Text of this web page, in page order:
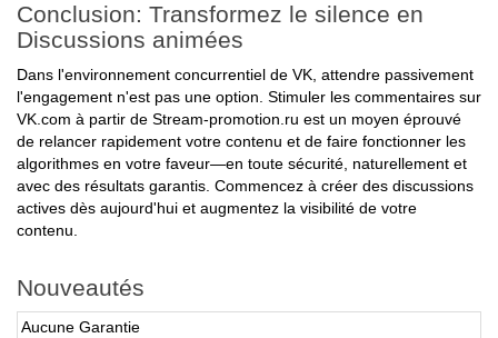
Conclusion: Transformez le silence en
Discussions animées
Dans l'environnement concurrentiel de VK, attendre passivement
l'engagement n'est pas une option. Stimuler les commentaires sur
VK.com à partir de Stream-promotion.ru est un moyen éprouvé
de relancer rapidement votre contenu et de faire fonctionner les
algorithmes en votre faveur—en toute sécurité, naturellement et
avec des résultats garantis. Commencez à créer des discussions
actives dès aujourd'hui et augmentez la visibilité de votre
contenu.
Nouveautés
Aucune Garantie